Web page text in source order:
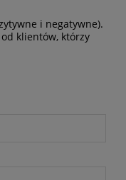
i negatywne).
klientów, którzy